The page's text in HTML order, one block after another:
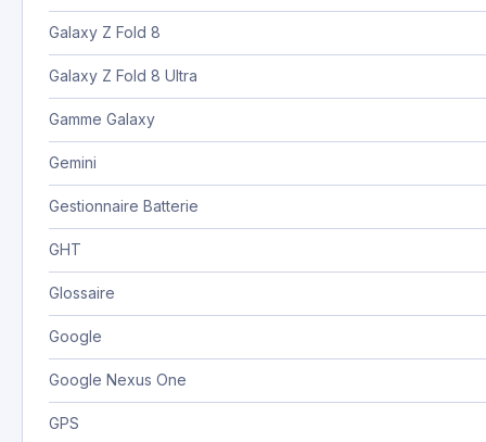
Galaxy Z Fold 8
Galaxy Z Fold 8 Ultra
Gamme Galaxy
Gemini
Gestionnaire Batterie
GHT
Glossaire
Google
Google Nexus One
GPS